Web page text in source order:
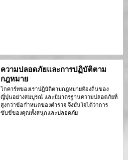
ความปลอดภัยและการปฏิบัติตาม
กฎหมาย
โกคาร์ทของเราปฏิบัติตามกฎหมายท้องถิ่นของ
ญี่ปุ่นอย่างสมบูรณ์ และมีมาตรฐานความปลอดภัยที่
สูงกว่าข้อกำหนดของตำรวจ จึงมั่นใจได้ว่าการ
ขับขี่ของคุณทั้งสนุกและปลอดภัย